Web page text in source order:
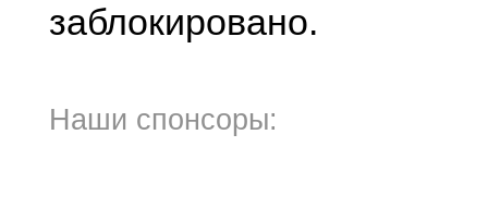
заблокировано.
Наши спонсоры: